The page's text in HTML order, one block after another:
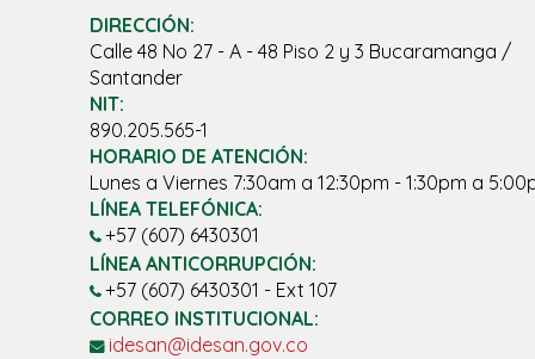
DIRECCIÓN:
Calle 48 No 27 - A - 48 Piso 2 y 3 Bucaramanga /
Santander
NIT:
890.205.565-1
HORARIO DE ATENCIÓN:
Lunes a Viernes 7:30am a 12:30pm - 1:30pm a
LÍNEA TELEFÓNICA:
+57 (607) 6430301
LÍNEA ANTICORRUPCIÓN:
+57 (607) 6430301 - Ext 107
CORREO INSTITUCIONAL:
idesan@idesan.gov.co